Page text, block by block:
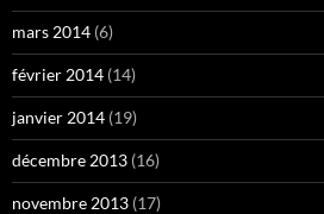
mars 2014 (6)
février 2014 (14)
janvier 2014 (19)
décembre 2013 (16)
novembre 2013 (17)